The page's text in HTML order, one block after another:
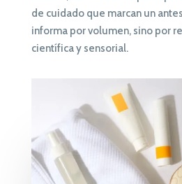
de cuidado que marcan un
informa por volumen, sino por
científica y sensorial.